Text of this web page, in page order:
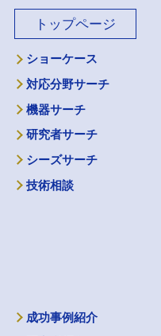
トップページ
ショーケース
対応分野サーチ
機器サーチ
研究者サーチ
シーズサーチ
技術相談
成功事例紹介